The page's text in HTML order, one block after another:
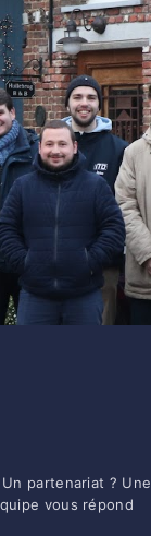
partenariat ? Une
vous répond